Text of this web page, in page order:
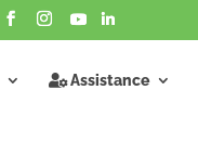
Assistance